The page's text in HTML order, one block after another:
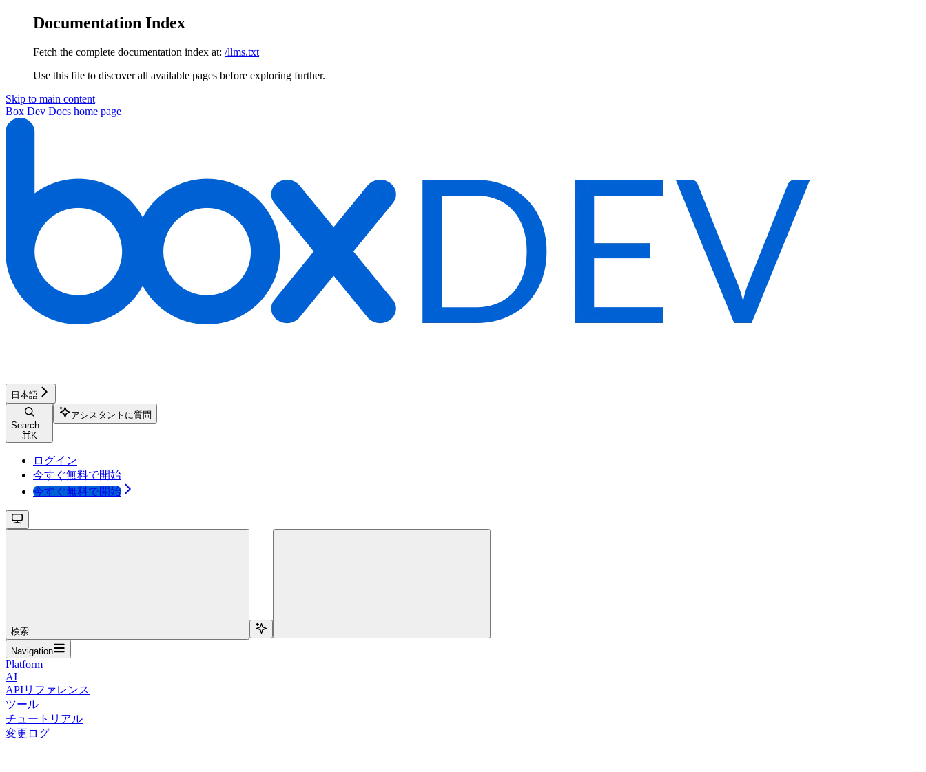
Documentation Index
Fetch the complete documentation index at: /llms.txt
Use this file to discover all available pages before exploring further.
Skip to main content
Box Dev Docs home page
日本語
Search...
⌘K
アシスタントに質問
ログイン
今すぐ無料で開始
今すぐ無料で開始
検索...
Navigation
Platform
AI
APIリファレンス
ツール
チュートリアル
変更ログ